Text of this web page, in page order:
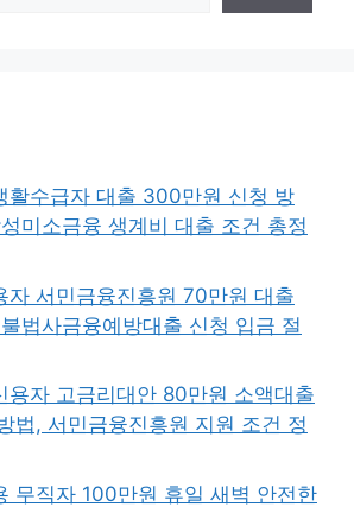
활수급자 대출 300만원 신청 방
미소금융 생계비 대출 조건 총정
자 서민금융진흥원 70만원 대출
법사금융예방대출 신청 입금 절
용자 고금리대안 80만원 소액대출
법, 서민금융진흥원 지원 조건 정
무직자 100만원 휴일 새벽 안전한